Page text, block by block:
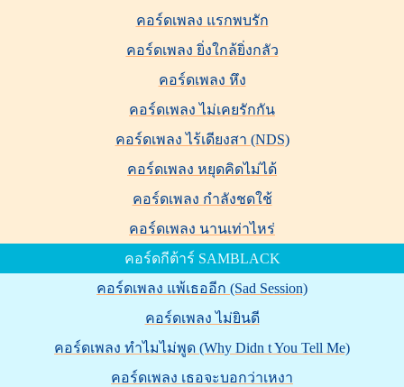
คอร์ดเพลง แรกพบรัก
คอร์ดเพลง ยิ่งใกล้ยิ่งกลัว
คอร์ดเพลง หึง
คอร์ดเพลง ไม่เคยรักกัน
คอร์ดเพลง ไร้เดียงสา (NDS)
คอร์ดเพลง หยุดคิดไม่ได้
คอร์ดเพลง กำลังชดใช้
คอร์ดเพลง นานเท่าไหร่
คอร์ดกีต้าร์ SAMBLACK
คอร์ดเพลง แพ้เธออีก (Sad Session)
คอร์ดเพลง ไม่ยินดี
คอร์ดเพลง ทำไมไม่พูด (Why Didn t You Tell Me)
คอร์ดเพลง เธอจะบอกว่าเหงา